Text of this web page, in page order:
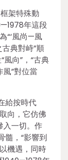
架特殊動
年這段
“‘風尚—風
古典對峙”順
風向”，“古典
風”對位當
給按時代
向，它仿佛
入一切。作
髓，“影響到
機遇，同時